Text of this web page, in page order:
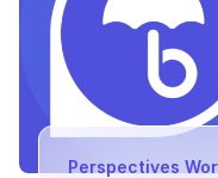
Perspectives